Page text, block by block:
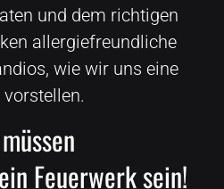
und dem richtigen
allergiefreundliche
wie wir uns eine
Feuerwerk sein!